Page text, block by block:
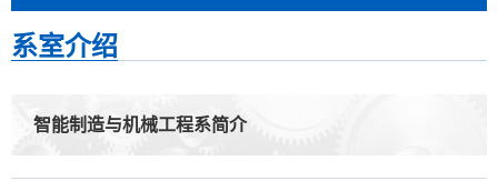
系室介绍
智能制造与机械工程系简介